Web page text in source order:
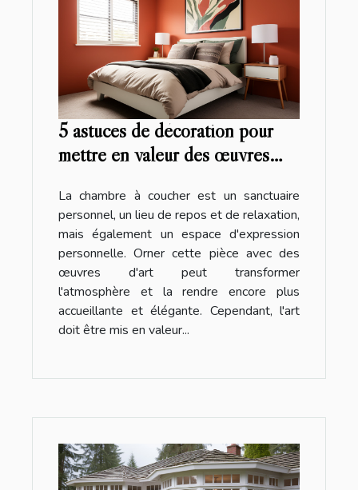
5 astuces de décoration pour
mettre en valeur des œuvres
La chambre à coucher est un sanctuaire
personnel, un lieu de repos et de relaxation,
mais également un espace d'expression
personnelle. Orner cette pièce avec des
œuvres d'art peut transformer
l'atmosphère et la rendre encore plus
accueillante et élégante. Cependant, l'art
doit être mis en valeur...